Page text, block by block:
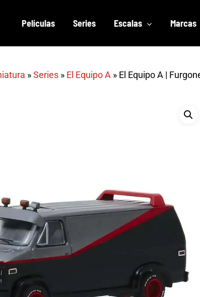
Películas Series Escalas Marcas
»Series » El Equipo A » El Equipo A |